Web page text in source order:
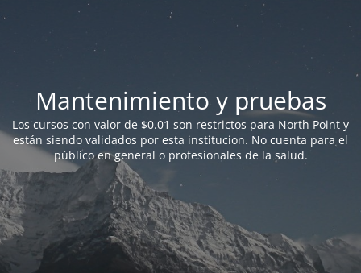
Mantenimiento y pruebas
Los cursos con valor de $0.01 son restrictos para North Point y
están siendo validados por esta institucion. No cuenta para el
público en general o profesionales de la salud.